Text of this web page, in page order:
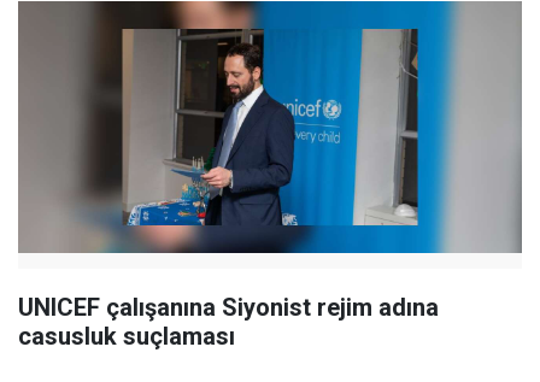
UNICEF çalışanına Siyonist rejim adına
casusluk suçlaması